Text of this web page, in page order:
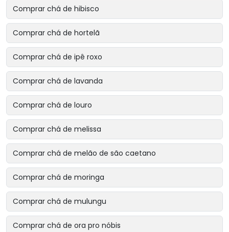
Comprar chá de hibisco
Comprar chá de hortelã
Comprar chá de ipê roxo
Comprar chá de lavanda
Comprar chá de louro
Comprar chá de melissa
Comprar chá de melão de são caetano
Comprar chá de moringa
Comprar chá de mulungu
Comprar chá de ora pro nóbis